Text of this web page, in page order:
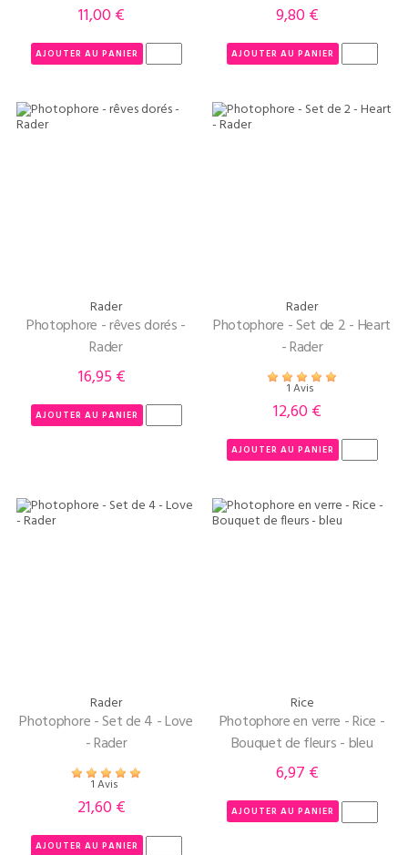
Prix
11,00 €
AJOUTER AU PANIER
Prix
9,80 €
AJOUTER AU PANIER
Rader
Photophore - rêves dorés -
Rader
Prix
16,95 €
AJOUTER AU PANIER
Rader
Photophore - Set de 2 - Heart
- Rader
1 Avis
Prix
12,60 €
AJOUTER AU PANIER
Rader
Photophore - Set de 4 - Love
- Rader
1 Avis
Prix
21,60 €
AJOUTER AU PANIER
Rice
Photophore en verre - Rice -
Bouquet de fleurs - bleu
Prix
6,97 €
AJOUTER AU PANIER